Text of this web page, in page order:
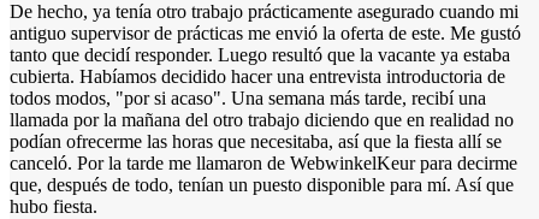
De hecho, ya tenía otro trabajo prácticamente asegurado cuando mi
antiguo supervisor de prácticas me envió la oferta de este. Me gustó
tanto que decidí responder. Luego resultó que la vacante ya estaba
cubierta. Habíamos decidido hacer una entrevista introductoria de
todos modos, "por si acaso". Una semana más tarde, recibí una
llamada por la mañana del otro trabajo diciendo que en realidad no
podían ofrecerme las horas que necesitaba, así que la fiesta allí se
canceló. Por la tarde me llamaron de WebwinkelKeur para decirme
que, después de todo, tenían un puesto disponible para mí. Así que
hubo fiesta.